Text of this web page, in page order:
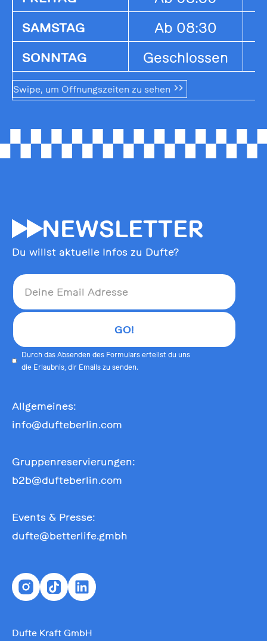
SAMSTAG Ab 08:30
SONNTAG Geschlossen
Swipe, um Öffnungszeiten zu sehen
55NEWSLETTER
Du willst aktuelle Infos zu Dufte?
Durch das Absenden des Formulars erteilst du uns
die Erlaubnis, dir Emails zu senden.
Allgemeines:
info@dufteberlin.com
Gruppenreservierungen:
b2b@dufteberlin.com
Events & Presse:
dufte@betterlife.gmbh
Dufte Kraft GmbH